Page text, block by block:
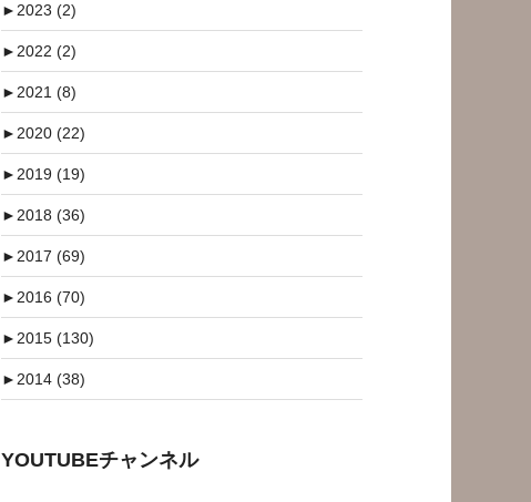
►2023 (2)
►2022 (2)
►2021 (8)
►2020 (22)
►2019 (19)
►2018 (36)
►2017 (69)
►2016 (70)
►2015 (130)
►2014 (38)
YOUTUBEチャンネル